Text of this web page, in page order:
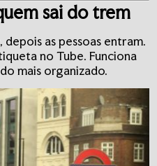
sai do trem
depois as pessoas entram.
no Tube. Funciona
mais organizado.